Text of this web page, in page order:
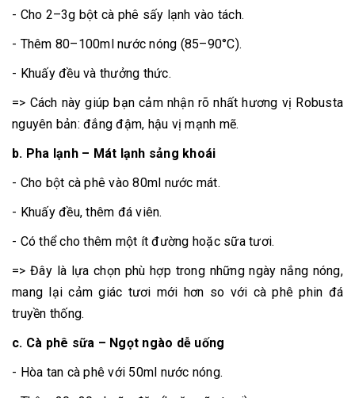
- Cho 2–3g bột cà phê sấy lạnh vào tách.
- Thêm 80–100ml nước nóng (85–90°C).
- Khuấy đều và thưởng thức.
=> Cách này giúp bạn cảm nhận rõ nhất hương vị Robusta
nguyên bản: đắng đậm, hậu vị mạnh mẽ.
b. Pha lạnh – Mát lạnh sảng khoái
- Cho bột cà phê vào 80ml nước mát.
- Khuấy đều, thêm đá viên.
- Có thể cho thêm một ít đường hoặc sữa tươi.
=> Đây là lựa chọn phù hợp trong những ngày nắng nóng,
mang lại cảm giác tươi mới hơn so với cà phê phin đá
truyền thống.
c. Cà phê sữa – Ngọt ngào dễ uống
- Hòa tan cà phê với 50ml nước nóng.